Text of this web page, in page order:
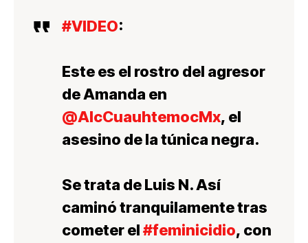
#VIDEO:
Este es el rostro del agresor
de Amanda en
@AlcCuauhtemocMx, el
asesino de la túnica negra.
Se trata de Luis N. Así
caminó tranquilamente tras
cometer el#feminicidio, con